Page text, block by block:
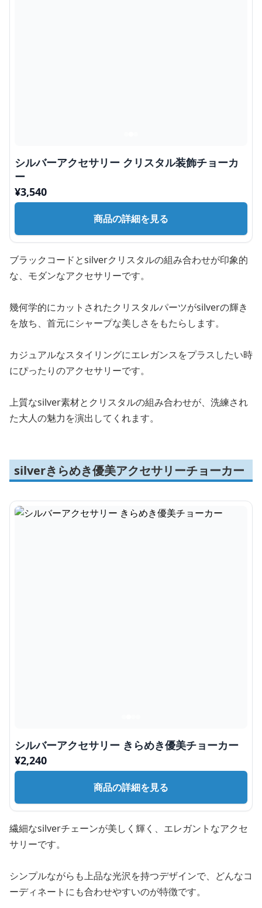
シルバーアクセサリー クリスタル装飾チョーカ
ー
¥3,540
商品の詳細を見る
ブラックコードとsilverクリスタルの組み合わせが印象的
な、モダンなアクセサリーです。
幾何学的にカットされたクリスタルパーツがsilverの輝き
を放ち、首元にシャープな美しさをもたらします。
カジュアルなスタイリングにエレガンスをプラスしたい時
にぴったりのアクセサリーです。
上質なsilver素材とクリスタルの組み合わせが、洗練され
た大人の魅力を演出してくれます。
silverきらめき優美アクセサリーチョーカー
シルバーアクセサリー きらめき優美チョーカー
¥2,240
商品の詳細を見る
繊細なsilverチェーンが美しく輝く、エレガントなアクセ
サリーです。
シンプルながらも上品な光沢を持つデザインで、どんなコ
ーディネートにも合わせやすいのが特徴です。